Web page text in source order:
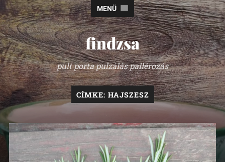
MENÜ
findzsa
pult porta pulzálás pallérozás
CÍMKE: HAJSZESZ